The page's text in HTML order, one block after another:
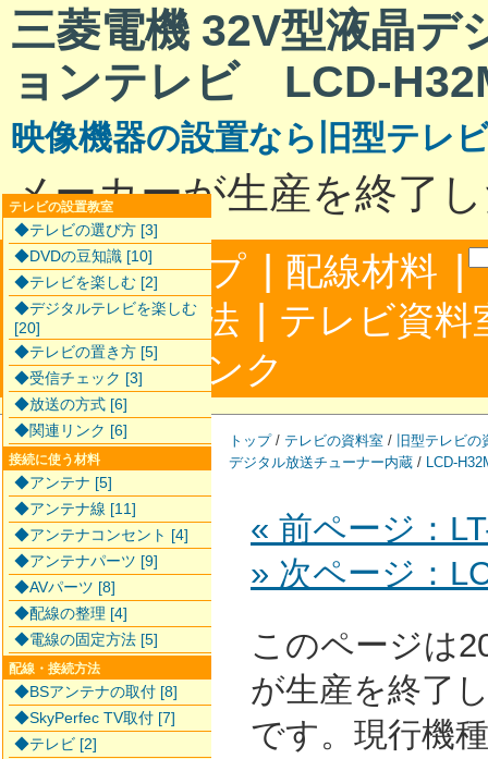
三菱電機 32V型液晶デ
ョンテレビ LCD-
映像機器の設置なら旧型テレ
メーカーが生産を終了
サイトマップ | 配線材料 |
配線接続方法 | テレビ資料
合わせ|リンク
トップ/ テレビの資料室 / 旧型テレビの
デジタル放送チューナー内蔵 / LCD-
« 前ページ：
» 次ページ：
このページは
が生産を終了
です。現行機
テレビの設置教室
◆テレビの選び方 [3]
◆DVDの豆知識 [10]
◆テレビを楽しむ [2]
◆デジタルテレビを楽しむ
[20]
◆テレビの置き方 [5]
◆受信チェック [3]
◆放送の方式 [6]
◆関連リンク [6]
接続に使う材料
◆アンテナ [5]
◆アンテナ線 [11]
◆アンテナコンセント [4]
◆アンテナパーツ [9]
◆AVパーツ [8]
◆配線の整理 [4]
◆電線の固定方法 [5]
配線・接続方法
◆BSアンテナの取付 [8]
◆SkyPerfec TV取付 [7]
◆テレビ [2]